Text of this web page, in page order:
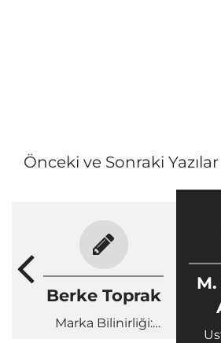
Önceki ve Sonraki Yazılar
Berke Toprak
Marka Bilinirliği: